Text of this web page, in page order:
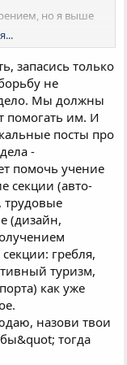
но я выше
запасись только
не
дело. Мы должны
помогать им. И
посты про
-
помочь учение
секции (авто-
трудовые
(дизайн,
гребля,
туризм,
как уже
назови твои
тогда